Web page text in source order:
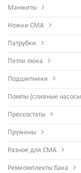
Манжеты
Ножки СМА
Патрубки
Петли люка
Подшипники
Помпы (сливные
Прессостаты
Пружины
Разное для СМА
Ремкомплекты бака